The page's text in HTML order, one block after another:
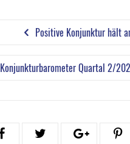
Positive Konjunktur hält
Konjunkturbarometer Quartal 2/